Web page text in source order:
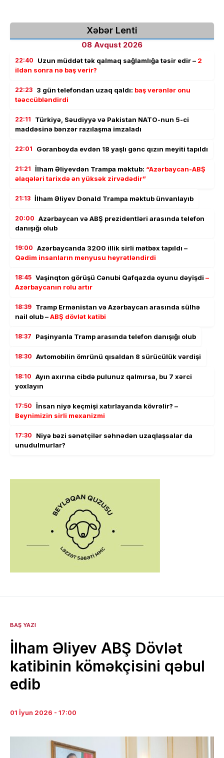
Xəbər Lenti
08 Avqust 2026
22:40 Uzun müddət tək qalmaq sağlamlığa təsir edir – 2
ildən sonra nə baş verir?
22:23 3 gün telefondan uzaq qaldı: baş verənlər onu
təəccübləndirdi
22:11
Türkiyə, Səudiyyə və Pakistan NATO-nun 5-ci
maddəsinə bənzər razılaşma imzaladı
22:01 Goranboyda evdən 18 yaşlı gənc qızın meyiti tapıldı
21:21 İlham Əliyevdən Trampa məktub: “Azərbaycan-ABŞ
əlaqələri tarixdə ən yüksək zirvədədir”
21:13 İlham Əliyev Donald Trampa məktub ünvanlayıb
20:00 Azərbaycan və ABŞ prezidentləri arasında telefon
danışığı olub
19:00 Azərbaycanda 3200 illik sirli mətbəx tapıldı –
Qədim insanların menyusu heyrətləndirdi
18:45 Vaşinqton görüşü Cənubi Qafqazda oyunu dəyişdi –
Azərbaycanın rolu artır
18:39 Tramp Ermənistan və Azərbaycan arasında sülhə
nail olub –ABŞ dövlət katibi
18:37 Paşinyanla Tramp arasında telefon danışığı olub
18:30 Avtomobilin ömrünü qısaldan 8 sürücülük vərdişi
18:10 Ayın axırına cibdə pulunuz qalmırsa, bu 7 xərci
yoxlayın
17:50 İnsan niyə keçmişi xatırlayanda kövrəlir? –
Beynimizin sirli mexanizmi
17:30
Niyə bəzi sənətçilər səhnədən uzaqlaşsalar da
unudulmurlar?
BAŞ YAZI
İlham Əliyev ABŞ Dövlət
katibinin köməkçisini qəbul
edib
01 İyun 2026 - 17:00